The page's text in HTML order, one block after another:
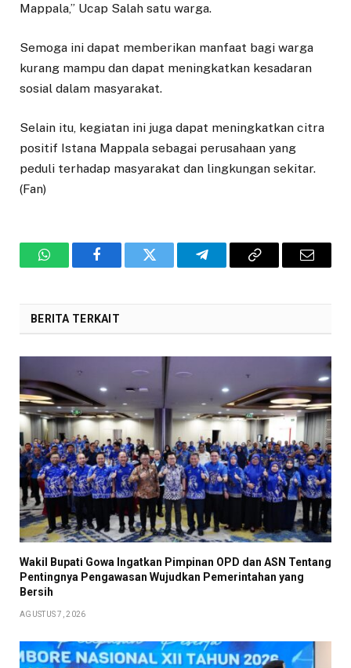
Mappala,” Ucap Salah satu warga.
Semoga ini dapat memberikan manfaat bagi warga
kurang mampu dan dapat meningkatkan kesadaran
sosial dalam masyarakat.
Selain itu, kegiatan ini juga dapat meningkatkan citra
positif Istana Mappala sebagai perusahaan yang
peduli terhadap masyarakat dan lingkungan sekitar.
(Fan)
WhatsAppFacebookTwitter TelegramCopy
Email
BERITA TERKAIT
Wakil Bupati Gowa Ingatkan Pimpinan OPD dan ASN Tentang
Pentingnya Pengawasan Wujudkan Pemerintahan yang
Bersih
AGUSTUS 7, 2026